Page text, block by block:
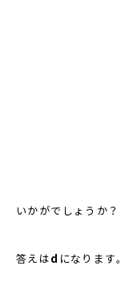
いかがでしょうか？
答えはd になります。